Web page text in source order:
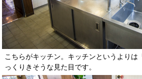
こちらがキッチン。キッチンというよりは
っくりきそうな見た目です。